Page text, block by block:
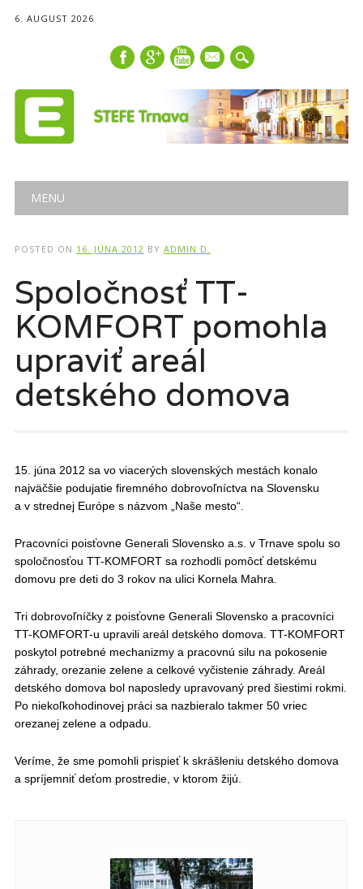
6. AUGUST 2026
mail
Main menu
MENU
POSTED ON 16. JÚNA 2012 BY ADMIN D.
Spoločnosť TT-
KOMFORT pomohla
upraviť areál
detského domova
15. júna 2012 sa vo viacerých slovenských mestách konalo
najväčšie podujatie firemného dobrovoľníctva na Slovensku
a v strednej Európe s názvom „Naše mesto“.
Pracovníci poisťovne Generali Slovensko a.s. v Trnave spolu so
spoločnosťou TT-KOMFORT sa rozhodli pomôcť detskému
domovu pre deti do 3 rokov na ulici Kornela Mahra.
Tri dobrovoľníčky z poisťovne Generali Slovensko a pracovníci
TT-KOMFORT-u upravili areál detského domova. TT-KOMFORT
poskytol potrebné mechanizmy a pracovnú silu na pokosenie
záhrady, orezanie zelene a celkové vyčistenie záhrady. Areál
detského domova bol naposledy upravovaný pred šiestimi rokmi.
Po niekoľkohodinovej práci sa nazbieralo takmer 50 vriec
orezanej zelene a odpadu.
Veríme, že sme pomohli prispieť k skrášleniu detského domova
a spríjemniť deťom prostredie, v ktorom žijú.